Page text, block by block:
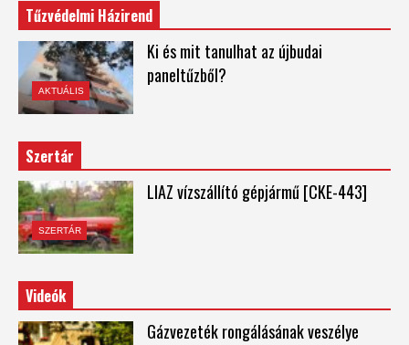
Tűzvédelmi Házirend
AKTUÁLIS
Ki és mit tanulhat az újbudai
paneltűzből?
Szertár
SZERTÁR
LIAZ vízszállító gépjármű [CKE-443]
Videók
Gázvezeték rongálásának veszélye